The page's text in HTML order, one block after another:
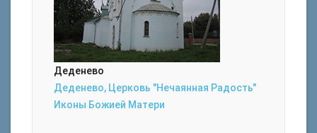
Деденево
Деденево, Церковь "Нечаянная Радость"
Иконы Божией Матери